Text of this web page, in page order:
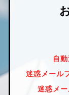
自
迷惑メール
迷惑メ